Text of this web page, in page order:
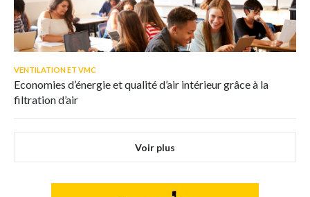
VENTILATION ET VMC
Economies d’énergie et qualité d’air intérieur grâce à la
filtration d’air
Voir plus